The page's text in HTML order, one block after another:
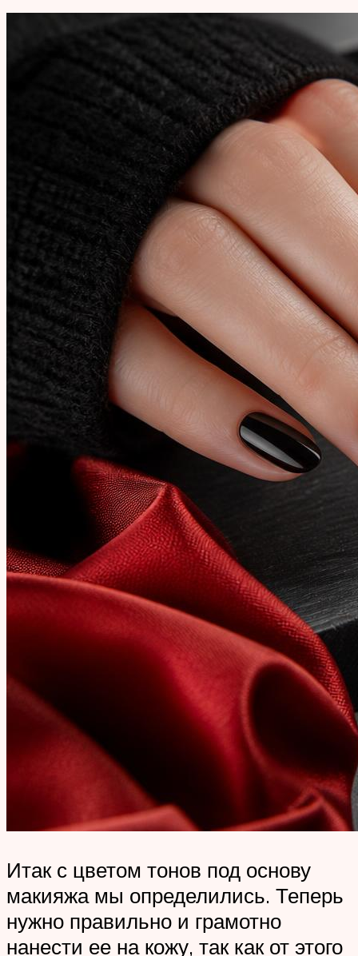
Итак с цветом тонов под основу
макияжа мы определились. Теперь
нужно правильно и грамотно
нанести ее на кожу, так как от этого